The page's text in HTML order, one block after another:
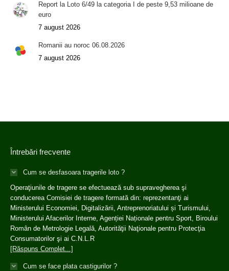
Report la Loto 6/49 la categoria I de peste 9,53 milioane de
euro
7 august 2026
Romanii au noroc 06.08.2026
7 august 2026
Întrebări frecvente
Cum se desfasoara tragerile loto ?
Operaţiunile de tragere se efectuează sub supravegherea şi
conducerea Comisiei de tragere formată din: reprezentanţi ai
Ministerului Economiei, Digitalizării, Antreprenoriatului și Turismului,
Ministerului Afacerilor Interne, Agenției Naționale pentru Sport, Biroului
Român de Metrologie Legală, Autorităţii Naţionale pentru Protecţia
Consumatorilor şi ai C.N.L.R
[Răspuns Complet...]
Cum se face plata castigurilor ?